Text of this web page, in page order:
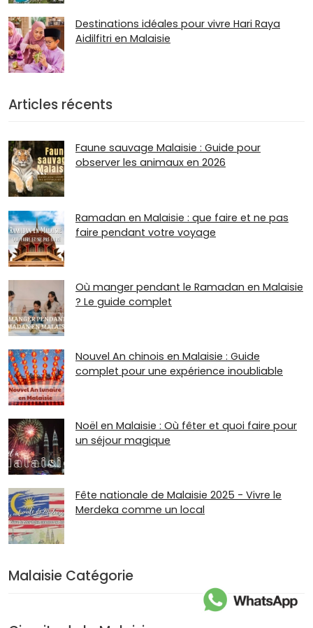
Destinations idéales pour vivre Hari Raya
Aidilfitri en Malaisie
Articles récents
Faune sauvage Malaisie : Guide pour
observer les animaux en 2026
Ramadan en Malaisie : que faire et ne pas
faire pendant votre voyage
Où manger pendant le Ramadan en Malaisie
? Le guide complet
Nouvel An chinois en Malaisie : Guide
complet pour une expérience inoubliable
Noël en Malaisie : Où fêter et quoi faire pour
un séjour magique
Fête nationale de Malaisie 2025 - Vivre le
Merdeka comme un local
Malaisie Catégorie